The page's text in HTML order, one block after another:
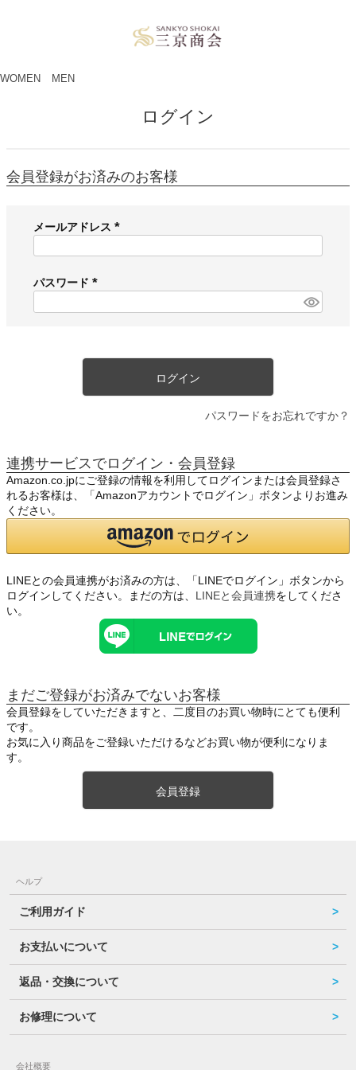
WOMEN MEN
ログイン
会員登録がお済みのお客様
メールアドレス
必
)
パスワード
必
ログイン
パスワードをお忘れですか？
連携サービスでログイン・会員登録
Amazon.co.jpにご登録の情報を利用してログインまたは会員登録さ
れるお客様は、「Amazonアカウントでログイン」ボタンよりお進み
ください。
LINEとの会員連携がお済みの方は、「LINEでログイン」ボタンから
ログインしてください。まだの方は、 LINEと会員連携をしてくださ
い。
まだご登録がお済みでないお客様
会員登録をしていただきますと、二度目のお買い物時にとても便利
です。
お気に入り商品をご登録いただけるなどお買い物が便利になりま
す。
会員登録
ヘルプ
ご利用ガイド
お支払いについて
返品・交換について
お修理について
会社概要